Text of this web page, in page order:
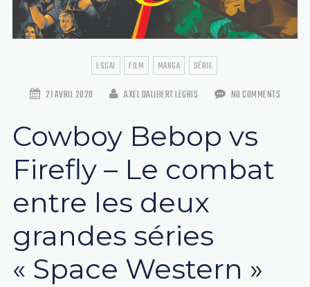
ESSAI FILM MANGA SÉRIE
21 AVRIL 2020 AXEL DALIBERT LEGRIS NO COMMENTS
Cowboy Bebop vs
Firefly – Le combat
entre les deux
grandes séries
« Space Western »